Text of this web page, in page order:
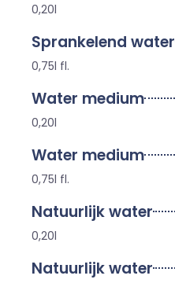
0,20l
Sprankelend water
0,75l fl.
Water medium
0,20l
Water medium
0,75l fl.
Natuurlijk water
0,20l
Natuurlijk water